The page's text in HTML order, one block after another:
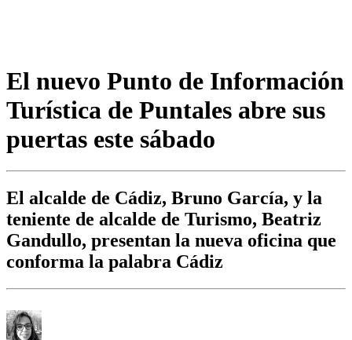
El nuevo Punto de Información
Turística de Puntales abre sus
puertas este sábado
El alcalde de Cádiz, Bruno García, y la
teniente de alcalde de Turismo, Beatriz
Gandullo, presentan la nueva oficina que
conforma la palabra Cádiz